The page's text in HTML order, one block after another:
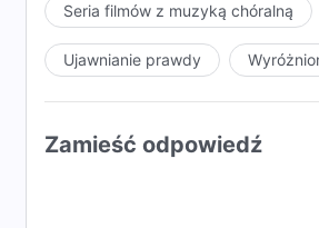
Seria filmów z muzyką chóralną
Ujawnianie prawdy
Zamieść odpowiedź